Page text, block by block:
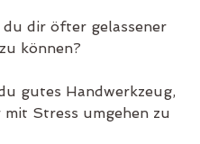
dir öfter gelassener
können?
gutes Handwerkzeug,
mit Stress umgehen zu